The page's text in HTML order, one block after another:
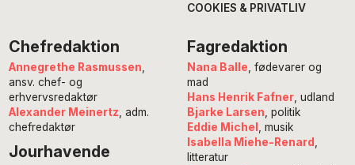
COOKIES & PRIVATLIV
Chefredaktion
Annegrethe Rasmussen,
ansv. chef- og
erhvervsredaktør
Alexander Meinertz, adm.
chefredaktør
Jourhavende
Fagredaktion
Nana Balle, fødevarer og
mad
Hans Henrik Fafner, udland
Bjarke Larsen, politik
Eddie Michel , musik
Isabella Miehe-Renard ,
litteratur